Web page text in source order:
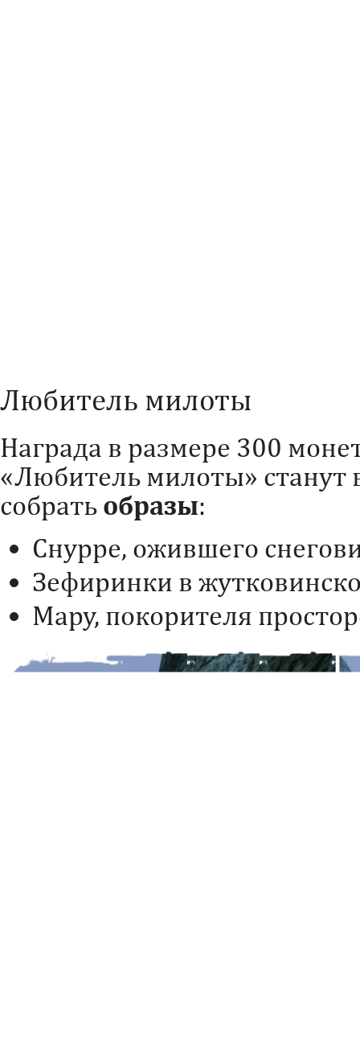
Любитель милоты
Награда в размере 300
«Любитель милоты» станут
собрать образы:
Снурре, ожившего
Зефиринки в
Мару, покорителя